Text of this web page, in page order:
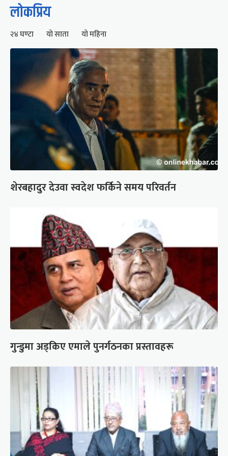
लोकप्रिय
२४ घण्टा यो साता यो महिना
शेरबहादुर देउवा स्वदेश फर्किने समय परिवर्तन
गुन्डुमा अड्किए एमाले पुनर्गठनका प्रस्तावहरू